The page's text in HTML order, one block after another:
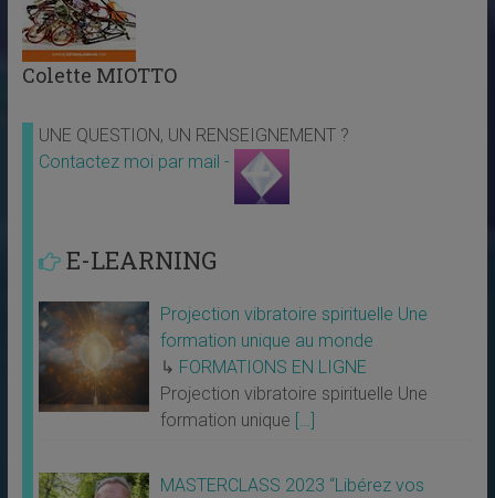
Colette MIOTTO
UNE QUESTION, UN RENSEIGNEMENT ?
Contactez moi par mail -
E-LEARNING
Projection vibratoire spirituelle Une
formation unique au monde
↳ FORMATIONS EN LIGNE
Projection vibratoire spirituelle Une
formation unique […]
MASTERCLASS 2023 “Libérez vos